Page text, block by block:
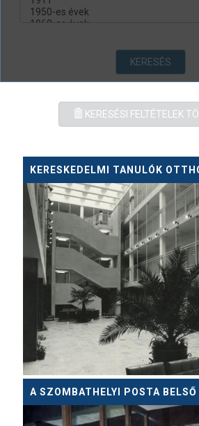
KERESÉS
KERESÉSI FELTÉTELEK
KERESKEDELMI TANULÓK
A SZOMBATHELYI POSTA BELSŐ